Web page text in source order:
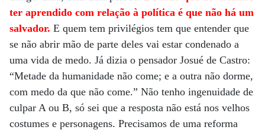
ter aprendido com relação à política é que não há um
salvador. E quem tem privilégios tem que entender que
se não abrir mão de parte deles vai estar condenado a
uma vida de medo. Já dizia o pensador Josué de Castro:
“Metade da humanidade não come; e a outra não dorme,
com medo da que não come.” Não tenho ingenuidade de
culpar A ou B, só sei que a resposta não está nos velhos
costumes e personagens. Precisamos de uma reforma